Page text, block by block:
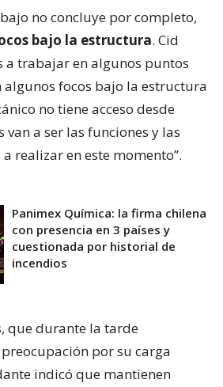
no concluye por completo,
bajo la estructura. Cid
a trabajar en algunos puntos
algunos focos bajo la estructura
no tiene acceso desde
van a ser las funciones y las
realizar en este momento”.
Panimex Química: la firma chilena
con presencia en 3 países y
cuestionada por historial de
incendios
que durante la tarde
por su carga
indicó que mantienen